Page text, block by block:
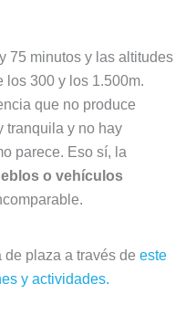
75 minutos y las altitudes
los 300 y los 1.500m.
que no produce
tranquila y no hay
parece. Eso sí, la
o vehículos
plaza a través de este
y actividades.